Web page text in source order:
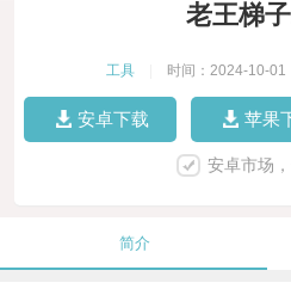
老王梯
工具 时间：2024-10-01
安卓下载 苹果
安卓市场
简介